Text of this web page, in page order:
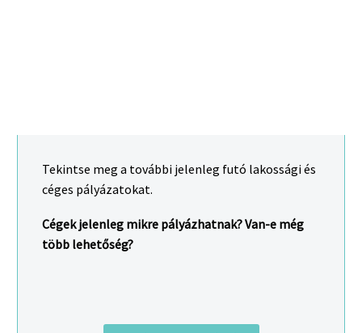
Tekintse meg a további jelenleg futó lakossági és
céges pályázatokat.
Cégek jelenleg mikre pályázhatnak? Van-e még
több lehetőség?